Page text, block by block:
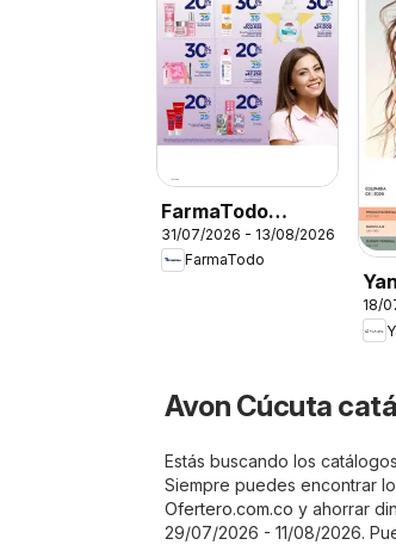
FarmaTodo
catálogo
31/07/2026 - 13/08/2026
FarmaTodo
18/
Avon Cúcuta
Estás buscando los
Siempre puedes encontrar
Ofertero.com.co y ahorrar
29/07/2026 - 11/08/2026.